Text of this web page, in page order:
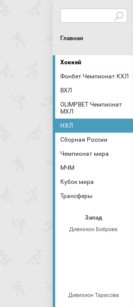
Главная
Хоккей
Фонбет Чемпионат КХЛ
ВХЛ
OLIMPBET Чемпионат
МХЛ
НХЛ
Сборная России
Чемпионат мира
МЧМ
Кубок мира
Трансферы
Запад
Дивизион Боброва
Дивизион Тарасова